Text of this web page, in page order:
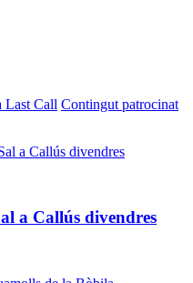
Last Call Contingut patrocinat
a Callús divendres